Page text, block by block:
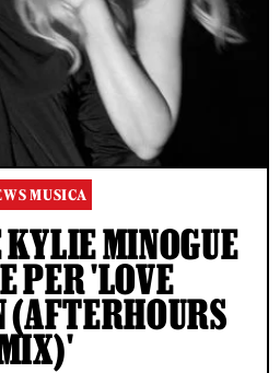
MUSICA
MINOGUE
PER 'LOVE
(AFTERHOURS